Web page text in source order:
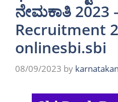
ನೇಮಕಾತಿ 2023
Recruitment
onlinesbi.sbi
08/09/2023 by